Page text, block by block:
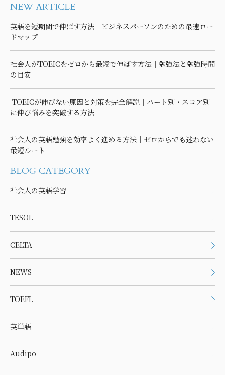
NEW ARTICLE
英語を短期間で伸ばす方法｜ビジネスパーソンのための最速ロー
ドマップ
社会人がTOEICをゼロから最短で伸ばす方法｜勉強法と勉強時間
の目安
TOEICが伸びない原因と対策を完全解説｜パート別・スコア別
に伸び悩みを突破する方法
社会人の英語勉強を効率よく進める方法｜ゼロからでも迷わない
最短ルート
BLOG CATEGORY
社会人の英語学習
TESOL
CELTA
NEWS
TOEFL
英単語
Audipo